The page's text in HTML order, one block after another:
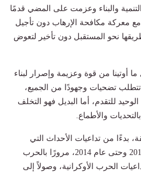
والبناء وعزمت على المضي قدمًا
معركة مكافحة الإرهاب دون تأجيل
نحو المستقبل دون تأخير لتعوض
أوتينا من قوة وعزيمة وإصرار لبناء
تتطلب تضحيات وجهودًا من الجميع،
للتقدم، أما البديل فهو التخلف
والأطماع.
بدءًا من تداعيات الأحداث التي
شهدتها مصر في الفترة من عام 2011 وحتى عام 2014، مرورًا بالحرب
الحرب الأوكرانية، وصولاً إلى